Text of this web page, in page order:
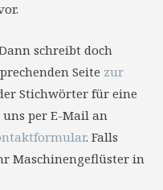
schreibt doch
Seite zur
Stichwörter für eine
per E-Mail an
. Falls
Maschinengeflüster in